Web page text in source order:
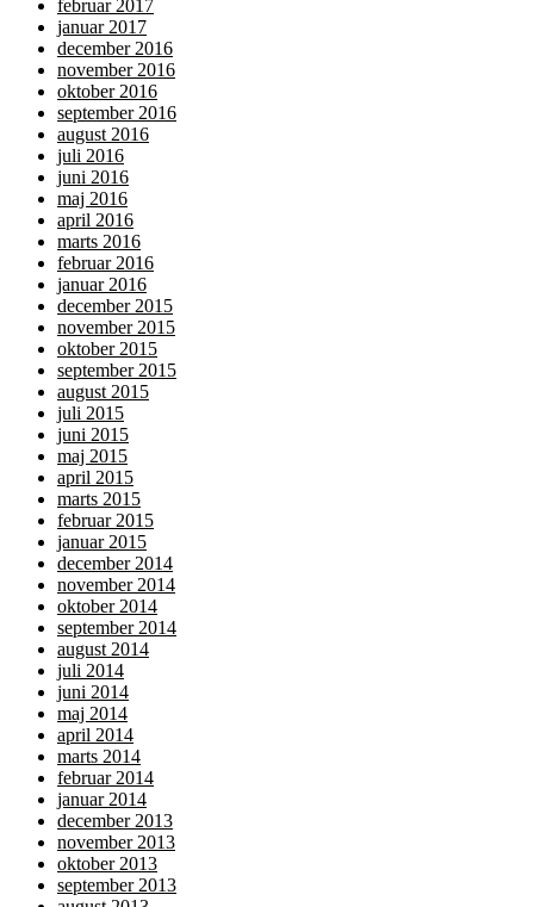
februar 2017
januar 2017
december 2016
november 2016
oktober 2016
september 2016
august 2016
juli 2016
juni 2016
maj 2016
april 2016
marts 2016
februar 2016
januar 2016
december 2015
november 2015
oktober 2015
september 2015
august 2015
juli 2015
juni 2015
maj 2015
april 2015
marts 2015
februar 2015
januar 2015
december 2014
november 2014
oktober 2014
september 2014
august 2014
juli 2014
juni 2014
maj 2014
april 2014
marts 2014
februar 2014
januar 2014
december 2013
november 2013
oktober 2013
september 2013